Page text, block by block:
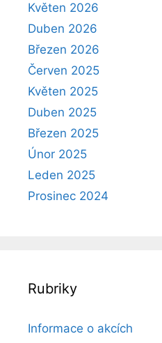
Květen 2026
Duben 2026
Březen 2026
Červen 2025
Květen 2025
Duben 2025
Březen 2025
Únor 2025
Leden 2025
Prosinec 2024
Rubriky
Informace o akcích